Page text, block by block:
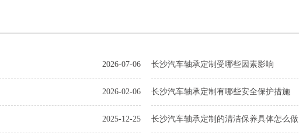
2026-07-06 长沙汽车轴承定制受哪些因素影响
2026-02-06 长沙汽车轴承定制有哪些安全保护措施
2025-12-25 长沙汽车轴承定制的清洁保养具体怎么做